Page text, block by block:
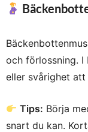
och förlossning. I
eller svårighet
Tips: Börja
snart du kan.